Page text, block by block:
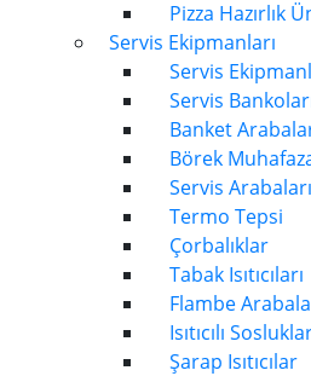
Pizza Hazırlık
Servis Ekipmanları
Servis
Servis
Banket
Börek
Servis Arabaları
Termo Tepsi
Çorbalıklar
Tabak Isıtıcıları
Flambe
Isıtıcılı
Şarap Isıtıcılar